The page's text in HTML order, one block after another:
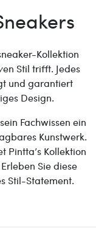
Kollektion
Stil trifft. Jedes
und garantiert
Design.
Fachwissen ein
Kunstwerk.
Pintta’s Kollektion
Sie diese
Stil-Statement.